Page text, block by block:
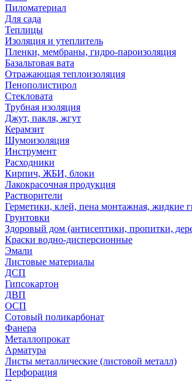
Пиломатериал
Для сада
Теплицы
Изоляция и утеплитель
Пленки, мембраны, гидро-пароизоляция
Базальтовая вата
Отражающая теплоизоляция
Пенополистирол
Стекловата
Трубная изоляция
Джут, пакля, жгут
Керамзит
Шумоизоляция
Инструмент
Расходники
Кирпич, ЖБИ, блоки
Лакокрасочная продукция
Растворители
Герметики, клей, пена монтажная, жидкие
Грунтовки
Здоровый дом (антисептики, пропитки,
Краски водно-дисперсионные
Эмали
Листовые материалы
ДСП
Гипсокартон
ДВП
ОСП
Сотовый поликарбонат
Фанера
Металлопрокат
Арматура
Листы металлические (листовой металл)
Перфорация